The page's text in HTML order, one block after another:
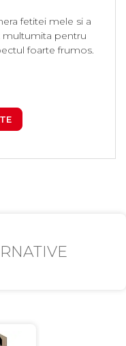
fetitei mele si a
multumita pentru
foarte frumos.